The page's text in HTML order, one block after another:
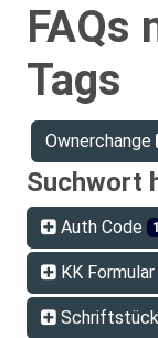
FAQs
Tags
Ownerchange
Suchwort
Auth Code 1
KK Formular
Schriftstück